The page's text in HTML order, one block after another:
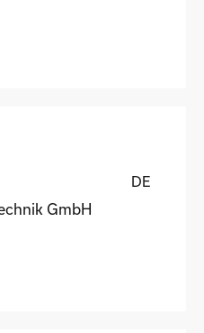
DE
GmbH